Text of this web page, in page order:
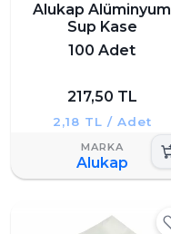
Alukap Alüminyum
Sup Kase
100 Adet
217,50 TL
2,18 TL / Adet
Alukap